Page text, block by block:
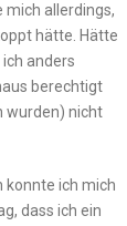
mich allerdings,
hätte. Hätte
anders
berechtigt
wurden) nicht
konnte ich mich
dass ich ein